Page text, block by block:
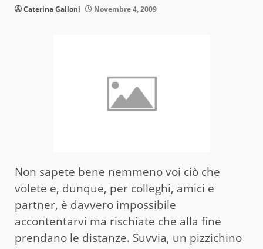
Caterina Galloni Novembre 4, 2009
Non sapete bene nemmeno voi ciò che
volete e, dunque, per colleghi, amici e
partner, è davvero impossibile
accontentarvi ma rischiate che alla fine
prendano le distanze. Suvvia, un pizzichino